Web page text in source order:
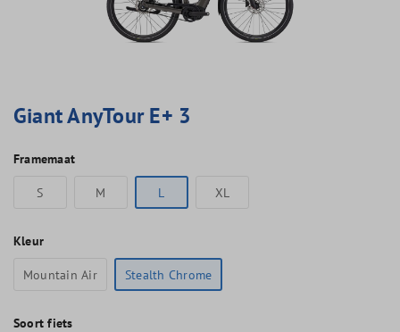
Giant AnyTour E+ 3
Framemaat
S
M L XL
Kleur
Mountain Air
Stealth Chrome
Soort fiets